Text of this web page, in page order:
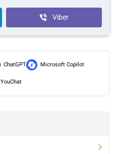
Viber
ChatGPT Microsoft Copilot
YouChat